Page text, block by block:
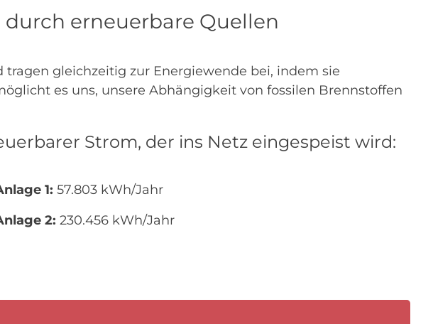
erneuerbare Quellen
gleichzeitig zur Energiewende bei, indem sie
es uns, unsere Abhängigkeit von fossilen Brennstoffen
Strom, der ins Netz eingespeist wird:
1: 57.803 kWh/Jahr
2: 230.456 kWh/Jahr